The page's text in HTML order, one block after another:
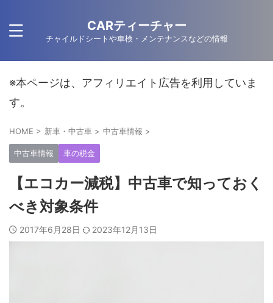
CARティーチャー
チャイルドシートや車検・メンテナンスなどの情報
※本ページは、アフィリエイト広告を利用していま
す。
HOME > 新車・中古車 > 中古車情報 >
中古車情報 車の税金
【エコカー減税】中古車で知っておく
べき対象条件
2017年6月28日 2023年12月13日